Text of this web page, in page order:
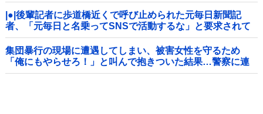
|●|後輩記者に歩道橋近くで呼び止められた元毎日新聞記
者、「元毎日と名乗ってSNSで活動するな」と要求されて
しまい……
集団暴行の現場に遭遇してしまい、被害女性を守るため
「俺にもやらせろ！」と叫んで抱きついた結果…警察に連
行され〇〇扱いされる悲劇へ←機転を利かせた結果が裏目